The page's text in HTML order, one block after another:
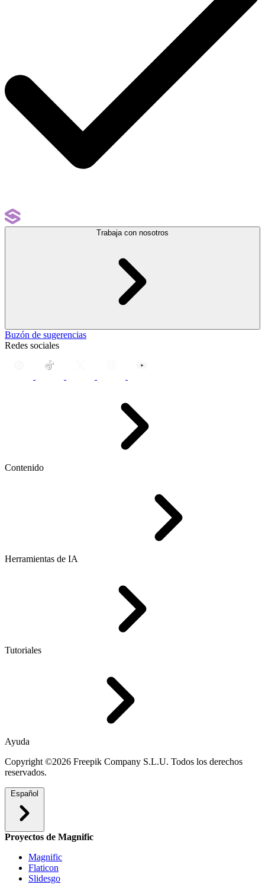
Trabaja con nosotros
Buzón de sugerencias
Redes sociales
Contenido
Herramientas de IA
Tutoriales
Ayuda
Copyright ©2026 Freepik Company S.L.U. Todos los derechos
reservados.
Español
Proyectos de Magnific
Magnific
Flaticon
Slidesgo